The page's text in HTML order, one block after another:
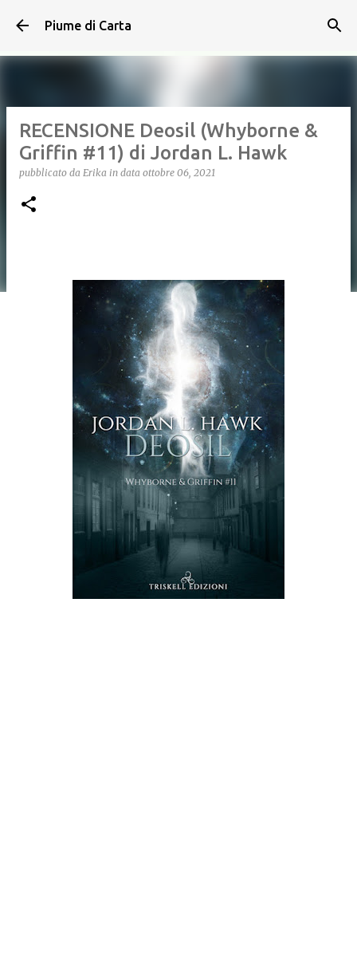
Passa ai contenuti principali
Piume di Carta
RECENSIONE Deosil (Whyborne &
Griffin #11) di Jordan L. Hawk
pubblicato da Erika in data ottobre 06, 2021